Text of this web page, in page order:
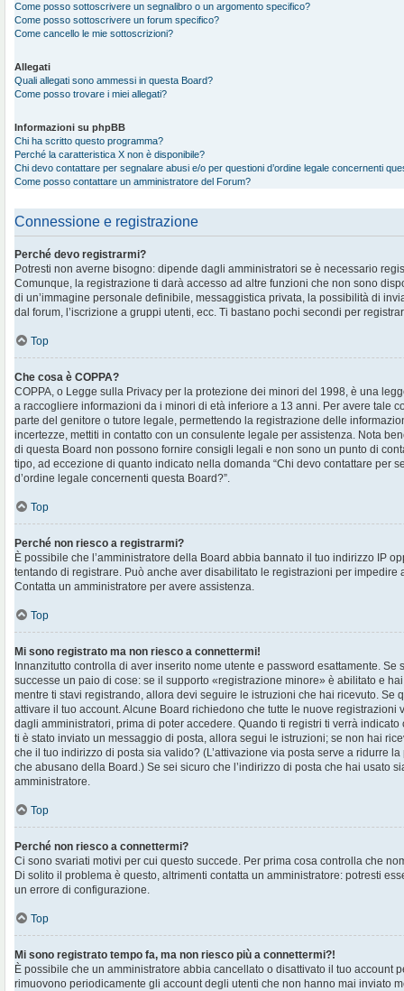
Come posso sottoscrivere un segnalibro o un argomento specifico?
Come posso sottoscrivere un forum specifico?
Come cancello le mie sottoscrizioni?
Allegati
Quali allegati sono ammessi in questa Board?
Come posso trovare i miei allegati?
Informazioni su phpBB
Chi ha scritto questo programma?
Perché la caratteristica X non è disponibile?
Chi devo contattare per segnalare abusi e/o per questioni d’ordine legale concernenti
Come posso contattare un amministratore del Forum?
Connessione e registrazione
Perché devo registrarmi?
Potresti non averne bisogno: dipende dagli amministratori se è necessario
Comunque, la registrazione ti darà accesso ad altre funzioni che non sono
di un’immagine personale definibile, messaggistica privata, la possibilità di
dal forum, l’iscrizione a gruppi utenti, ecc. Ti bastano pochi secondi per
Top
Che cosa è COPPA?
COPPA, o Legge sulla Privacy per la protezione dei minori del 1998, è una
a raccogliere informazioni da i minori di età inferiore a 13 anni. Per avere tale
parte del genitore o tutore legale, permettendo la registrazione delle
incertezze, mettiti in contatto con un consulente legale per assistenza. Nota
di questa Board non possono fornire consigli legali e non sono un punto di
tipo, ad eccezione di quanto indicato nella domanda “Chi devo contattare per
d’ordine legale concernenti questa Board?”.
Top
Perché non riesco a registrarmi?
È possibile che l’amministratore della Board abbia bannato il tuo indirizzo IP
tentando di registrare. Può anche aver disabilitato le registrazioni per impedire
Contatta un amministratore per avere assistenza.
Top
Mi sono registrato ma non riesco a connettermi!
Innanzitutto controlla di aver inserito nome utente e password esattamente. Se
successe un paio di cose: se il supporto «registrazione minore» è abilitato e
mentre ti stavi registrando, allora devi seguire le istruzioni che hai ricevuto. Se
attivare il tuo account. Alcune Board richiedono che tutte le nuove registrazioni
dagli amministratori, prima di poter accedere. Quando ti registri ti verrà
ti è stato inviato un messaggio di posta, allora segui le istruzioni; se non hai
che il tuo indirizzo di posta sia valido? (L’attivazione via posta serve a ridurre
che abusano della Board.) Se sei sicuro che l’indirizzo di posta che hai usato
amministratore.
Top
Perché non riesco a connettermi?
Ci sono svariati motivi per cui questo succede. Per prima cosa controlla che
Di solito il problema è questo, altrimenti contatta un amministratore: potresti
un errore di configurazione.
Top
Mi sono registrato tempo fa, ma non riesco più a connettermi?!
È possibile che un amministratore abbia cancellato o disattivato il tuo account
rimuovono periodicamente gli account degli utenti che non hanno mai inviato